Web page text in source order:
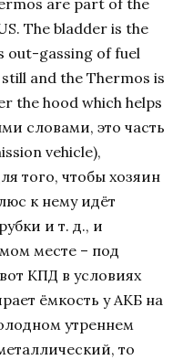
are part of the
The bladder is the
out-gassing of fuel
and the Thermos is
the hood which helps
словами, это часть
vehicle),
того, чтобы хозяин
к нему идёт
и т. д., и
месте – под
КПД в условиях
ёмкость у АКБ на
утреннем
то